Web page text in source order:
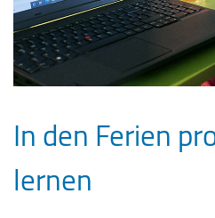
In den Ferien
lernen